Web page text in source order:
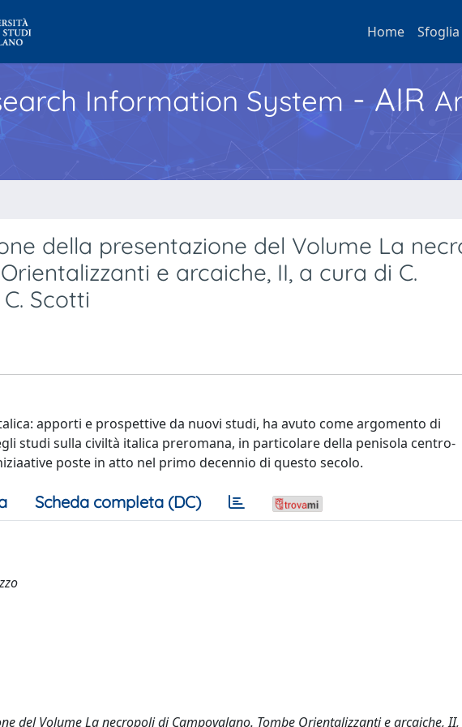
Home Sfoglia
Information System - AIR
della presentazione del Volume La
e arcaiche, II, a cura di C.
Scotti
apporti e prospettive da nuovi studi, ha avuto come argomento di
studi sulla civiltà italica preromana, in particolare della penisola centro-
poste in atto nel primo decennio di questo secolo.
Scheda completa (DC)
del Volume La necropoli di Campovalano. Tombe Orientalizzanti e arcaiche,